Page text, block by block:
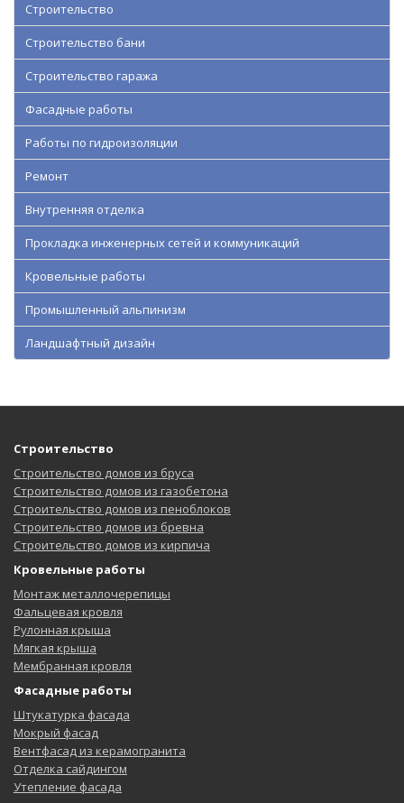
Строительство
Строительство бани
Строительство гаража
Фасадные работы
Работы по гидроизоляции
Ремонт
Внутренняя отделка
Прокладка инженерных сетей и коммуникаций
Кровельные работы
Промышленный альпинизм
Ландшафтный дизайн
Строительство
Строительство домов из бруса
Строительство домов из газобетона
Строительство домов из пеноблоков
Строительство домов из бревна
Строительство домов из кирпича
Кровельные работы
Монтаж металлочерепицы
Фальцевая кровля
Рулонная крыша
Мягкая крыша
Мембранная кровля
Фасадные работы
Штукатурка фасада
Мокрый фасад
Вентфасад из керамогранита
Отделка сайдингом
Утепление фасада